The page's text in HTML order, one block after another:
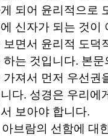
되어 윤리적으로
신자가 되는 것이
면서 윤리적 도덕
하는 것입니다. 본문
가져서 먼저 우선
다. 성경은 우리에
보아야 합니다.
브람의 선함에 대